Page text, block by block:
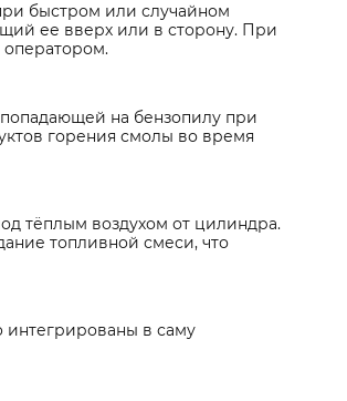
быстром или случайном
ее вверх или в сторону. При
на бензопилу при
горения смолы во время
тёплым воздухом от цилиндра.
топливной смеси, что
интегрированы в саму